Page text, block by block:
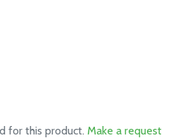
for this product. Make a request